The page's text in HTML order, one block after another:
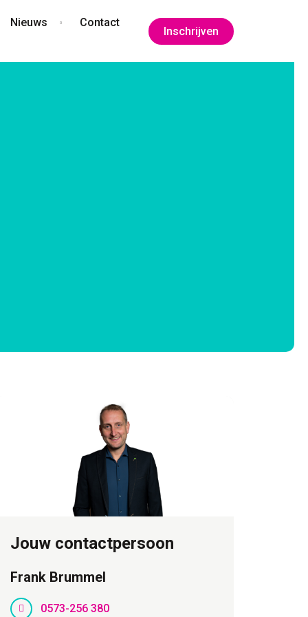
Nieuws Contact
Inschrijven
Jouw contactpersoon
Frank Brummel
0573-256 380